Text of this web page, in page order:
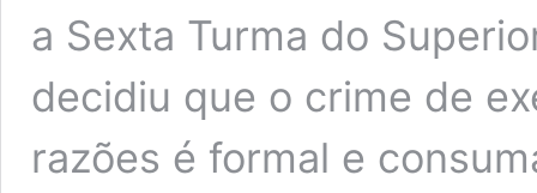
a Sexta Turma do
decidiu que o crime de
razões é formal e